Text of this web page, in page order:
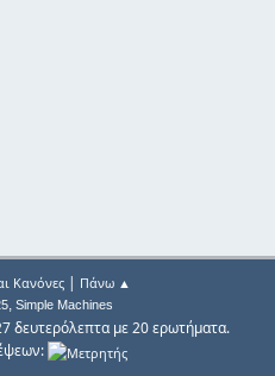
Κανόνες| Πάνω ▲
, Simple Machines
δευτερόλεπτα με 20 ερωτήματα.